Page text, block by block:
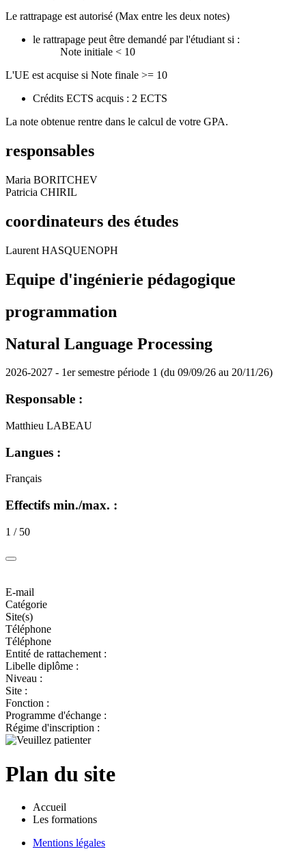
Le rattrapage est autorisé (Max entre les deux notes)
le rattrapage peut être demandé par l'étudiant si :
Note initiale < 10
L'UE est acquise si Note finale >= 10
Crédits ECTS acquis : 2 ECTS
La note obtenue rentre dans le calcul de votre GPA.
responsables
Maria BORITCHEV
Patricia CHIRIL
coordinateurs des études
Laurent HASQUENOPH
Equipe d'ingénierie pédagogique
programmation
Natural Language Processing
2026-2027 - 1er semestre période 1 (du 09/09/26 au 20/11/26)
Responsable :
Matthieu LABEAU
Langues :
Français
Effectifs min./max. :
1 / 50
E-mail
Catégorie
Site(s)
Téléphone
Téléphone
Entité de rattachement :
Libelle diplôme :
Niveau :
Site :
Fonction :
Programme d'échange :
Régime d'inscription :
Plan du site
Accueil
Les formations
Mentions légales